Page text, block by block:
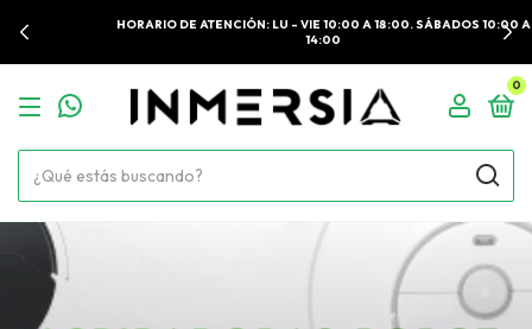
HORARIO DE ATENCIÓN: LU - VIE 10:00 A 18:00. SÁBADOS 10:00 A
0